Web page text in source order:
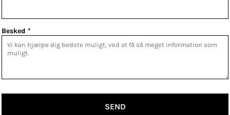
Besked *
SEND